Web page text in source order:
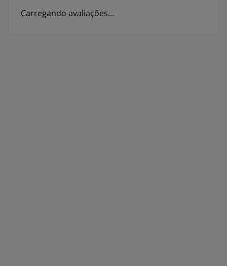
Carregando avaliações…